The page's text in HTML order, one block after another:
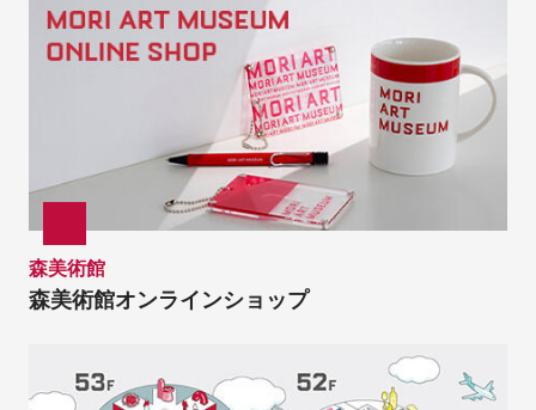
森美術館
森美術館オンラインショップ